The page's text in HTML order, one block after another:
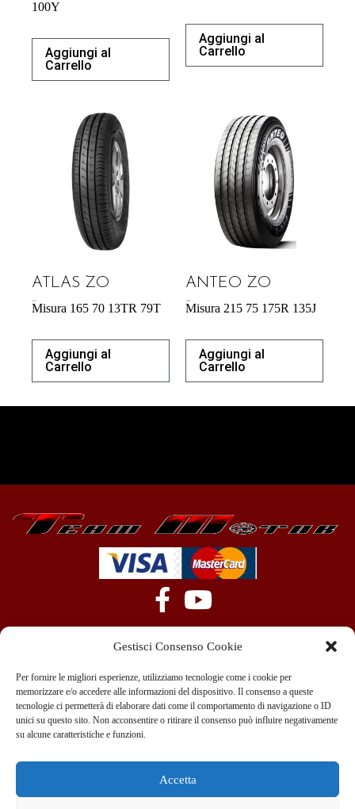
Gestisci Consenso Cookie
Per fornire le migliori esperienze, utilizziamo tecnologie come i cookie per
memorizzare e/o accedere alle informazioni del dispositivo. Il consenso a queste
tecnologie ci permetterà di elaborare dati come il comportamento di navigazione o ID
unici su questo sito. Non acconsentire o ritirare il consenso può influire negativamente
su alcune caratteristiche e funzioni.
Accetta
100Y
Aggiungi al
Carrello
Aggiungi al
Carrello
ATLAS ZO
Misura 165 70 13TR 79T
Aggiungi al
Carrello
ANTEO ZO
Misura 215 75 175R 135J
Aggiungi al
Carrello
+39 351 970 89 33
info@teammotor.it